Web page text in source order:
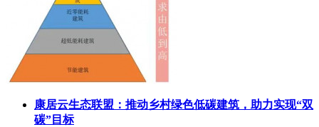
康居云生态联盟：推动乡村绿色低碳建筑，助力实现“双
碳”目标